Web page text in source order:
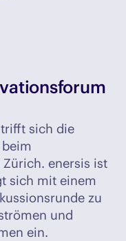
sich die
enersis ist
sich mit einem
zu
und
ein.